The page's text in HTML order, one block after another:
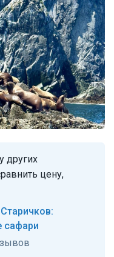
других
цену,
сафари